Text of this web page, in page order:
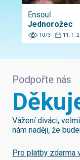
Ensoul
Jednorožec
1073 11. 1.
Podpořte nás
Vážení diváci,
nám naději, že
Pro platby zdarma